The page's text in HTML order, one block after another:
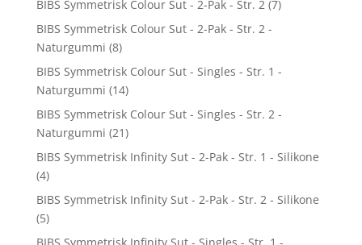
BIBS Symmetrisk Colour Sut - 2-Pak - Str. 2 (7)
BIBS Symmetrisk Colour Sut - 2-Pak - Str. 2 -
Naturgummi (8)
BIBS Symmetrisk Colour Sut - Singles - Str. 1 -
Naturgummi (14)
BIBS Symmetrisk Colour Sut - Singles - Str. 2 -
Naturgummi (21)
BIBS Symmetrisk Infinity Sut - 2-Pak - Str. 1 - Silikone
(4)
BIBS Symmetrisk Infinity Sut - 2-Pak - Str. 2 - Silikone
(5)